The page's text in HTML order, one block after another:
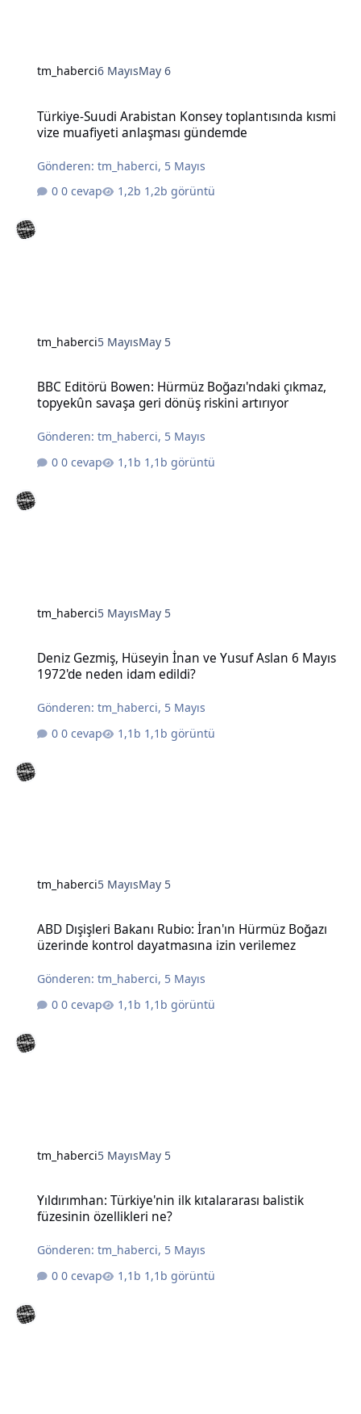
tm_haberci6 MayısMay 6
Türkiye-Suudi Arabistan Konsey toplantısında kısmi
vize muafiyeti anlaşması gündemde
Gönderen:tm_haberci, 5 Mayıs
0 cevap
1,2b görüntü
tm_haberci5 MayısMay 5
BBC Editörü Bowen: Hürmüz Boğazı'ndaki çıkmaz,
topyekûn savaşa geri dönüş riskini artırıyor
Gönderen:tm_haberci, 5 Mayıs
0 cevap
1,1b görüntü
tm_haberci5 MayısMay 5
Deniz Gezmiş, Hüseyin İnan ve Yusuf Aslan 6 Mayıs
1972'de neden idam edildi?
Gönderen:tm_haberci, 5 Mayıs
0 cevap
1,1b görüntü
tm_haberci5 MayısMay 5
ABD Dışişleri Bakanı Rubio: İran'ın Hürmüz Boğazı
üzerinde kontrol dayatmasına izin verilemez
Gönderen:tm_haberci, 5 Mayıs
0 cevap
1,1b görüntü
tm_haberci5 MayısMay 5
Yıldırımhan: Türkiye'nin ilk kıtalararası balistik
füzesinin özellikleri ne?
Gönderen:tm_haberci, 5 Mayıs
0 cevap
1,1b görüntü